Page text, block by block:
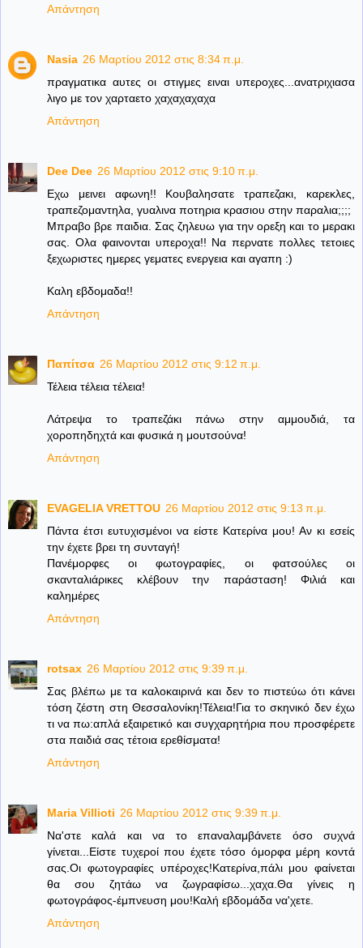
Απάντηση
Nasia 26 Μαρτίου 2012 στις 8:34 π.μ.
πραγματικα αυτες οι στιγμες ειναι υπεροχες...ανατριχιασα
λιγο με τον χαρταετο χαχαχαχαχα
Απάντηση
Dee Dee 26 Μαρτίου 2012 στις 9:10 π.μ.
Εχω μεινει αφωνη!! Κουβαλησατε τραπεζακι, καρεκλες,
τραπεζομαντηλα, γυαλινα ποτηρια κρασιου στην παραλια;;;;
Μπραβο βρε παιδια. Σας ζηλευω για την ορεξη και το μερακι
σας. Ολα φαινονται υπεροχα!! Να περνατε πολλες τετοιες
ξεχωριστες ημερες γεματες ενεργεια και αγαπη :)
Καλη εβδομαδα!!
Απάντηση
Παπίτσα 26 Μαρτίου 2012 στις 9:12 π.μ.
Τέλεια τέλεια τέλεια!
Λάτρεψα το τραπεζάκι πάνω στην αμμουδιά, τα
χοροπηδηχτά και φυσικά η μουτσούνα!
Απάντηση
EVAGELIA VRETTOU 26 Μαρτίου 2012 στις 9:13 π.μ.
Πάντα έτσι ευτυχισμένοι να είστε Κατερίνα μου! Αν κι εσείς
την έχετε βρει τη συνταγή!
Πανέμορφες οι φωτογραφίες, οι φατσούλες οι
σκανταλιάρικες κλέβουν την παράσταση! Φιλιά και
καλημέρες
Απάντηση
rotsax 26 Μαρτίου 2012 στις 9:39 π.μ.
Σας βλέπω με τα καλοκαιρινά και δεν το πιστεύω ότι κάνει
τόση ζέστη στη Θεσσαλονίκη!Τέλεια!Για το σκηνικό δεν έχω
τι να πω:απλά εξαιρετικό και συγχαρητήρια που προσφέρετε
στα παιδιά σας τέτοια ερεθίσματα!
Απάντηση
Maria Villioti 26 Μαρτίου 2012 στις 9:39 π.μ.
Να'στε καλά και να το επαναλαμβάνετε όσο συχνά
γίνεται...Είστε τυχεροί που έχετε τόσο όμορφα μέρη κοντά
σας.Οι φωτογραφίες υπέροχες!Κατερίνα,πάλι μου φαίνεται
θα σου ζητάω να ζωγραφίσω...χαχα.Θα γίνεις η
φωτογράφος-έμπνευση μου!Καλή εβδομάδα να'χετε.
Απάντηση